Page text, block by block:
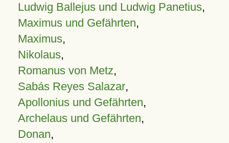
Ludwig Ballejus und Ludwig Panetius,
Maximus und Gefährten,
Maximus,
Nikolaus,
Romanus von Metz,
Sabás Reyes Salazar,
Apollonius und Gefährten,
Archelaus und Gefährten,
Donan,